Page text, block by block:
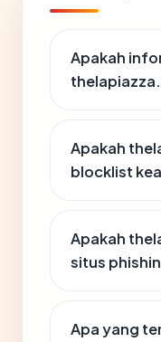
Apakah
Apakah
blocklist
Apakah
situs
Apa yang